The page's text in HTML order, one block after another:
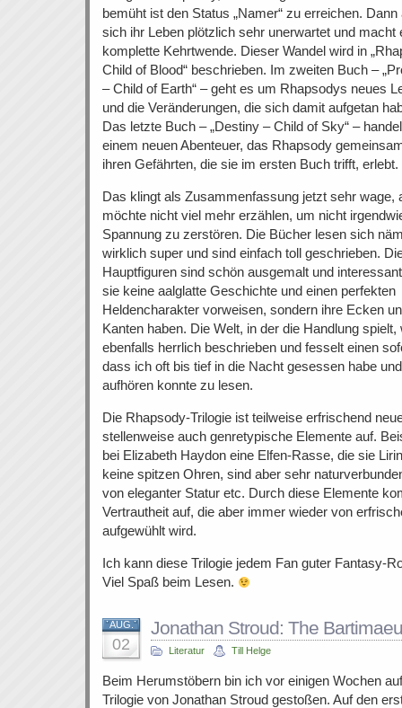
bemüht ist den Status „Namer“ zu erreichen. Dann
sich ihr Leben plötzlich sehr unerwartet und macht
komplette Kehrtwende. Dieser Wandel wird in
Child of Blood“ beschrieben. Im zweiten Buch –
– Child of Earth“ – geht es um Rhapsodys neues
und die Veränderungen, die sich damit aufgetan
Das letzte Buch – „Destiny – Child of Sky“ –
einem neuen Abenteuer, das Rhapsody
ihren Gefährten, die sie im ersten Buch trifft, erlebt.
Das klingt als Zusammenfassung jetzt sehr wage,
möchte nicht viel mehr erzählen, um nicht
Spannung zu zerstören. Die Bücher lesen sich
wirklich super und sind einfach toll geschrieben.
Hauptfiguren sind schön ausgemalt und
sie keine aalglatte Geschichte und einen perfekten
Heldencharakter vorweisen, sondern ihre Ecken
Kanten haben. Die Welt, in der die Handlung spielt,
ebenfalls herrlich beschrieben und fesselt einen
dass ich oft bis tief in die Nacht gesessen habe
aufhören konnte zu lesen.
Die Rhapsody-Trilogie ist teilweise erfrischend
stellenweise auch genretypische Elemente auf.
bei Elizabeth Haydon eine Elfen-Rasse, die sie
keine spitzen Ohren, sind aber sehr
von eleganter Statur etc. Durch diese Elemente
Vertrautheit auf, die aber immer wieder von
aufgewühlt wird.
Ich kann diese Trilogie jedem Fan guter Fantasy-
Viel Spaß beim Lesen.
AUG.
02
Jonathan Stroud: The
Literatur Till Helge
Beim Herumstöbern bin ich vor einigen Wochen
Trilogie von Jonathan Stroud gestoßen. Auf den